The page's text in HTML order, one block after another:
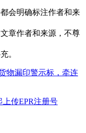
会明确标注作者和来
章作者和来源，不尊
。
物漏印警示标，牵连
上传EPR注册号